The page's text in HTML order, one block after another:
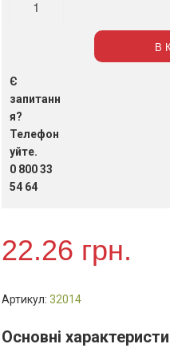
кухонні
"Profit
Stella"
6шт/
пак
кількість
В
Є
запитанн
я?
Телефон
уйте.
0 800 33
54 64
22.26 грн.
Артикул: 32014
Основні